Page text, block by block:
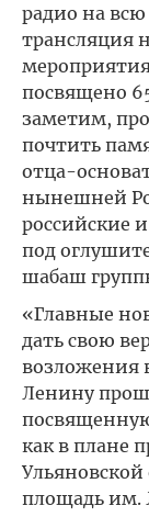
радио на
трансляция
посвящено
заметим,
почтить
отца-
нынешней
российские
под
шабаш
«Главные
дать свою
возложения
Ленину
как в плане
Ульяновской
площадь им.